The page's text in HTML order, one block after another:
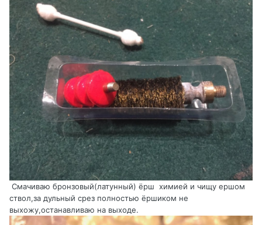
Смачиваю бронзовый(латунный) ёрш химией и чищу ершом
ствол,за дульный срез полностью ёршиком не
выхожу,останавливаю на выходе.